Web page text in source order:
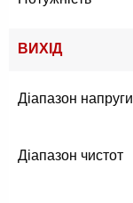
ВИХІД
Діапазон напруги
Діапазон чистот